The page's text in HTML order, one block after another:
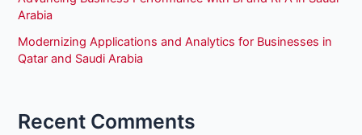
Arabia
Modernizing Applications and Analytics for Businesses in
Qatar and Saudi Arabia
Recent Comments